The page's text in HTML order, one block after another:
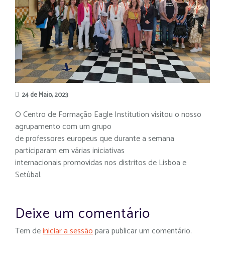
24 de Maio, 2023
O Centro de Formação Eagle Institution visitou o nosso
agrupamento com um grupo
de professores europeus que durante a semana
participaram em várias iniciativas
internacionais promovidas nos distritos de Lisboa e
Setúbal.
Deixe um comentário
Tem deiniciar a sessãopara publicar um comentário.